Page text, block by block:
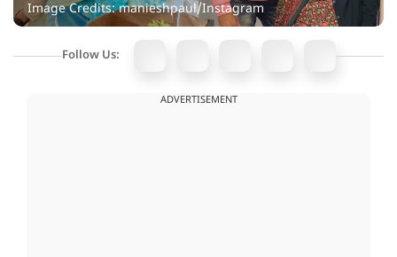
Image Credits: manieshpaul/Instagram
Follow Us:
ADVERTISEMENT